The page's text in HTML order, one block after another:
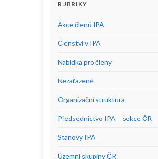
RUBRIKY
Akce členů IPA
Členství v IPA
Nabídka pro členy
Nezařazené
Organizační struktura
Předsednictvo IPA – sekce ČR
Stanovy IPA
Územní skupiny ČR